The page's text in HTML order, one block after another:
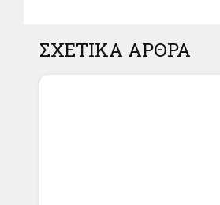
ΣΧΕΤΙΚΑ ΑΡΘΡΑ